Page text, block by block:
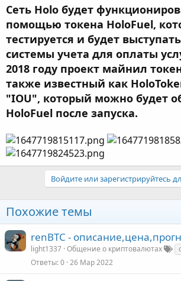
Сеть Holo будет
помощью токена HoloFuel,
тестируется и будет
системы учета для оплаты
2018 году проект майнил токен
также известный как
"IOU", который можно будет
HoloFuel после запуска.
Войдите или зарегистрируйтесь
Похожие темы
renBTC -
light1337 Общение о криптовалютах
Ответы 0 26 Мар 2022